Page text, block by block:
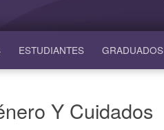
ESTUDIANTES GRADUADOS
Y Cuidados